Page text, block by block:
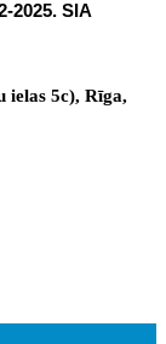
2025. SIA
ielas 5c), Rīga,